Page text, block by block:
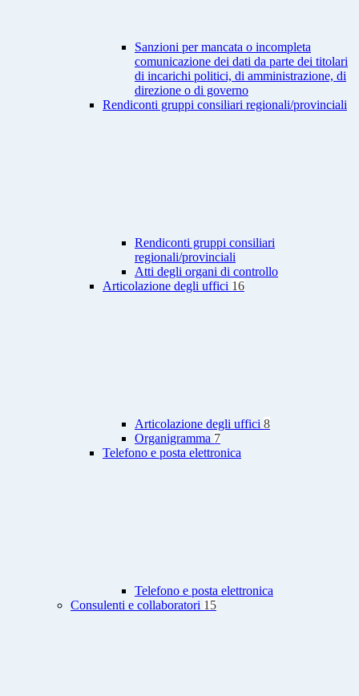
Sanzioni per mancata o incompleta
comunicazione dei dati da parte dei titolari
di incarichi politici, di amministrazione, di
direzione o di governo
Rendiconti gruppi consiliari regionali/provinciali
Rendiconti gruppi consiliari
regionali/provinciali
Atti degli organi di controllo
Articolazione degli uffici 16
Articolazione degli uffici 8
Organigramma 7
Telefono e posta elettronica
Telefono e posta elettronica
Consulenti e collaboratori 15